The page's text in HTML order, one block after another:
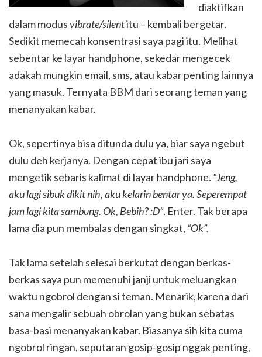
diaktifkan
dalam modusvibrate/silentitu – kembali bergetar.
Sedikit memecah konsentrasi saya pagi itu. Melihat
sebentar ke layar handphone, sekedar mengecek
adakah mungkin email, sms, atau kabar penting lainnya
yang masuk. Ternyata BBM dari seorang teman yang
menanyakan kabar.
Ok, sepertinya bisa ditunda dulu ya, biar saya ngebut
dulu deh kerjanya. Dengan cepat ibu jari saya
mengetik sebaris kalimat di layar handphone. “Jeng,
aku lagi sibuk dikit nih, aku kelarin bentar ya. Seperempat
jam lagi kita sambung. Ok, Bebih? :D”. Enter. Tak berapa
lama dia pun membalas dengan singkat, “Ok”.
Tak lama setelah selesai berkutat dengan berkas-
berkas saya pun memenuhi janji untuk meluangkan
waktu ngobrol dengan si teman. Menarik, karena dari
sana mengalir sebuah obrolan yang bukan sebatas
basa-basi menanyakan kabar. Biasanya sih kita cuma
ngobrol ringan, seputaran gosip-gosip nggak penting,